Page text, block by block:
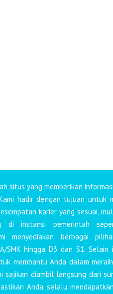
situs yang memberikan
hadir dengan tujuan untuk
karier yang sesuai,
di instansi pemerintah
menyediakan berbagai
SMK hingga D3 dan S1.
membantu Anda dalam
sajikan diambil langsung dari
Anda selalu